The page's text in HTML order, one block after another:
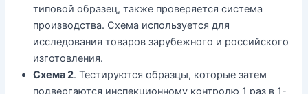
типовой образец, также проверяется система
производства. Схема используется для
исследования товаров зарубежного и российского
изготовления.
Схема 2. Тестируются образцы, которые затем
подвергаются инспекционному контролю 1 раз в 1-